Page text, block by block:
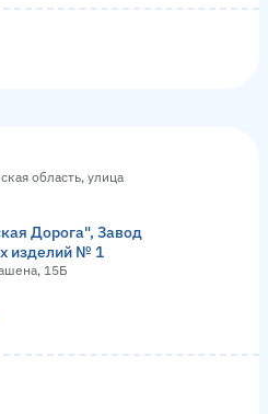
область, улица
Дорога", Завод
изделий № 1
15Б